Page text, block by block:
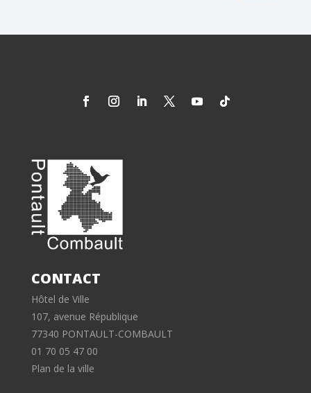
CONTACT
Hôtel de Ville
107, avenue République
77340 PONTAULT-COMBAULT
01 70 05 47 00
Plan de la ville